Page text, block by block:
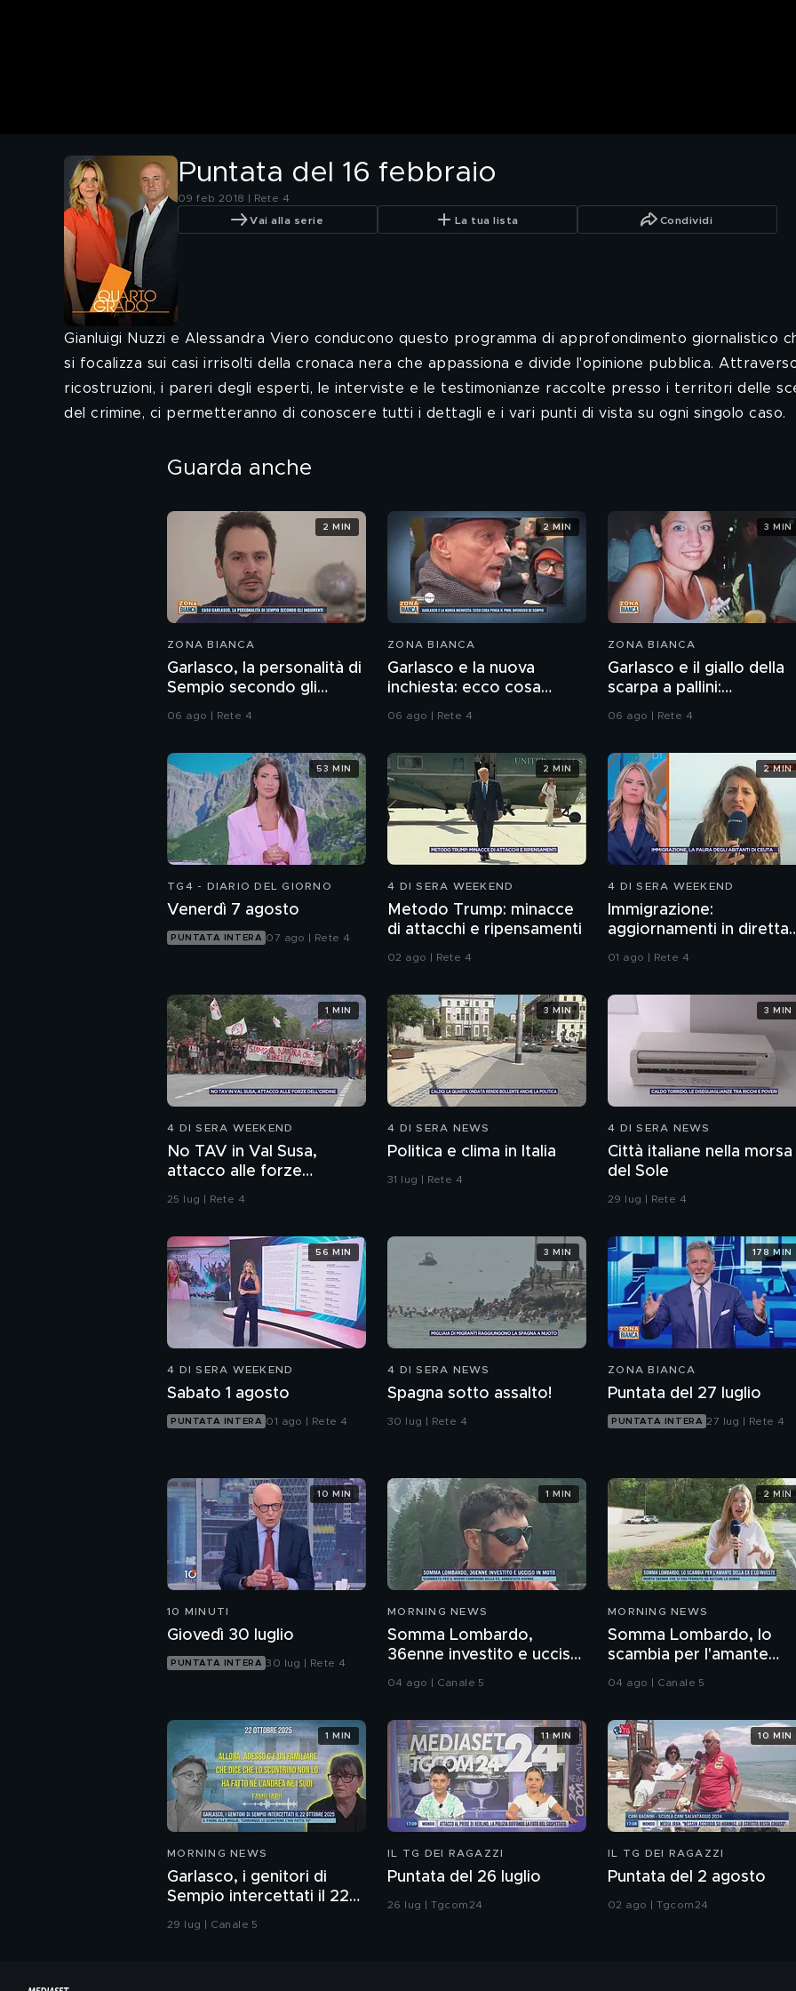
Puntata del 16 febbraio
09 feb 2018 | Rete 4
Vai alla serie La tua lista Condividi
Gianluigi Nuzzi e Alessandra Viero conducono questo programma di approfondimento giornalistico
si focalizza sui casi irrisolti della cronaca nera che appassiona e divide l'opinione pubblica.
ricostruzioni, i pareri degli esperti, le interviste e le testimonianze raccolte presso i territori delle
del crimine, ci permetteranno di conoscere tutti i dettagli e i vari punti di vista su ogni singolo caso.
Guarda anche
ZONA BIANCA
Garlasco, la personalità di
Sempio secondo gli
inquirenti
06 ago | Rete 4
2 MIN
ZONA BIANCA
Garlasco e la nuova
inchiesta: ecco cosa
pensa il pool difensivo di
06 ago | Rete 4
2 MIN
ZONA BIANCA
Garlasco e il giallo della
scarpa a pallini:
compatibile col piede di
06 ago | Rete 4
3 MIN
TG4 - DIARIO DEL GIORNO
Venerdì 7 agosto
PUNTATA INTERA 07 ago | Rete 4
53 MIN
4 DI SERA WEEKEND
Metodo Trump: minacce
di attacchi e ripensamenti
02 ago | Rete 4
2 MIN
4 DI SERA WEEKEND
Immigrazione:
aggiornamenti in diretta
da Ceuta
01 ago | Rete 4
2 MIN
4 DI SERA WEEKEND
No TAV in Val Susa,
attacco alle forze
dell'ordine
25 lug | Rete 4
1 MIN
4 DI SERA NEWS
Politica e clima in Italia
31 lug | Rete 4
3 MIN
4 DI SERA NEWS
Città italiane nella morsa
del Sole
29 lug | Rete 4
3 MIN
4 DI SERA WEEKEND
Sabato 1 agosto
PUNTATA INTERA 01 ago | Rete 4
56 MIN
4 DI SERA NEWS
Spagna sotto assalto!
30 lug | Rete 4
3 MIN
ZONA BIANCA
Puntata del 27 luglio
PUNTATA INTERA 27 lug | Rete 4
178 MIN
10 MINUTI
Giovedì 30 luglio
PUNTATA INTERA 30 lug | Rete 4
10 MIN
MORNING NEWS
Somma Lombardo,
36enne investito e ucciso
in moto
04 ago | Canale 5
1 MIN
MORNING NEWS
Somma Lombardo, lo
scambia per l'amante
della ex e lo investe
04 ago | Canale 5
2 MIN
MORNING NEWS
Garlasco, i genitori di
Sempio intercettati il 22
ottobre 2025
29 lug | Canale 5
1 MIN
IL TG DEI RAGAZZI
Puntata del 26 luglio
26 lug | Tgcom24
11 MIN
IL TG DEI RAGAZZI
Puntata del 2 agosto
02 ago | Tgcom24
10 MIN